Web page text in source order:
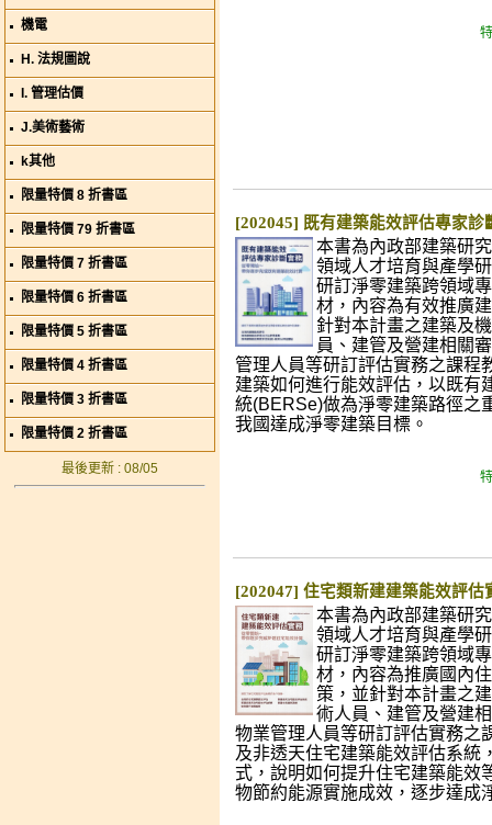
機電
H. 法規圖說
I. 管理估價
J.美術藝術
k其他
限量特價 8 折書區
限量特價 79 折書區
限量特價 7 折書區
限量特價 6 折書區
限量特價 5 折書區
限量特價 4 折書區
限量特價 3 折書區
限量特價 2 折書區
最後更新 : 08/05
[202045] 既有建築能效評估專家診
本書為內政部建築研
領域人才培育與產學
研訂淨零建築跨領域
材，內容為有效推廣
針對本計畫之建築及
員、建管及營建相關
管理人員等研訂評估實務之課程
建築如何進行能效評估，以既有
統(BERSe)做為淨零建築路徑之
我國達成淨零建築目標。
[202047] 住宅類新建建築能效評估
本書為內政部建築研
領域人才培育與產學
研訂淨零建築跨領域
材，內容為推廣國內
策，並針對本計畫之
術人員、建管及營建
物業管理人員等研訂評估實務之
及非透天住宅建築能效評估系統
式，說明如何提升住宅建築能效
物節約能源實施成效，逐步達成